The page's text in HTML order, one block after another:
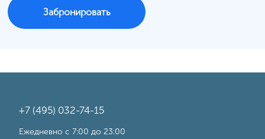
Забронировать
+7 (495) 032-74-15
Ежедневно с 7:00 до 23:00